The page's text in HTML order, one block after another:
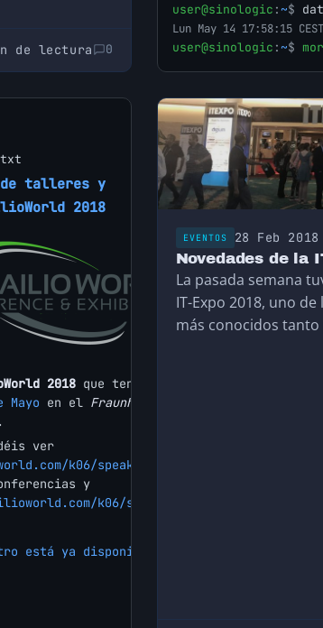
open source
de lectura 0
user@sinologic : ~$
Lun May 14 17:58:15
user@sinologic : ~$
talleres y
2018
2018 que tendrá
Mayo en el Fraunhofer
ver
k06/speakers/
y
k06/schedule/
está ya disponible
EVENTOS 28 Feb 2018
Novedades de la
La pasada semana
IT-Expo 2018, uno
más conocidos